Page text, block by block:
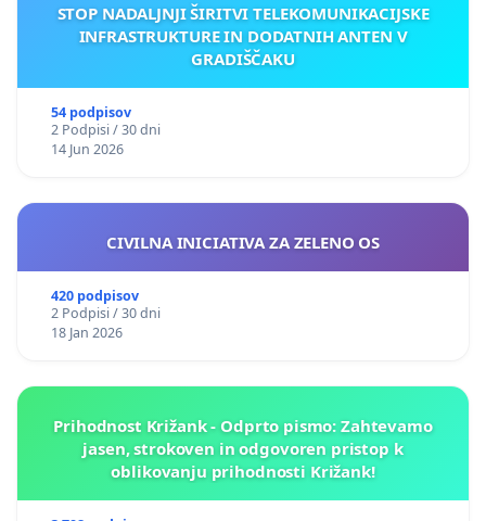
STOP NADALJNJI ŠIRITVI TELEKOMUNIKACIJSKE
INFRASTRUKTURE IN DODATNIH ANTEN V
GRADIŠČAKU
54 podpisov
2 Podpisi / 30 dni
14 Jun 2026
CIVILNA INICIATIVA ZA ZELENO OS
420 podpisov
2 Podpisi / 30 dni
18 Jan 2026
Prihodnost Križank - Odprto pismo: Zahtevamo
jasen, strokoven in odgovoren pristop k
oblikovanju prihodnosti Križank!